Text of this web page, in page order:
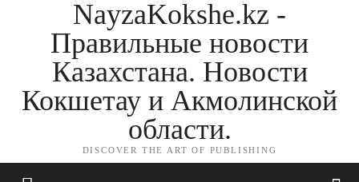
NayzaKokshe.kz -
Правильные новости
Казахстана. Новости
Кокшетау и Акмолинской
области.
DISCOVER THE ART OF PUBLISHING